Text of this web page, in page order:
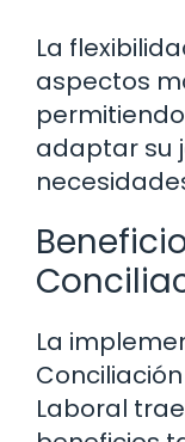
La
aspectos
adaptar su
La
Laboral